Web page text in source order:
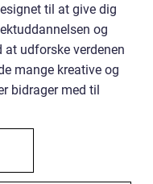
til at give dig
og
udforske verdenen
mange kreative og
bidrager med til